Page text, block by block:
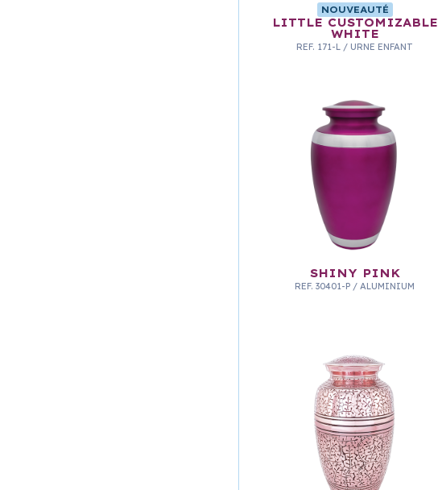
NOUVEAUTÉ
LITTLE CUSTOMIZABLE
WHITE
REF. 171-L / URNE ENFANT
SHINY PINK
REF. 30401-P / ALUMINIUM